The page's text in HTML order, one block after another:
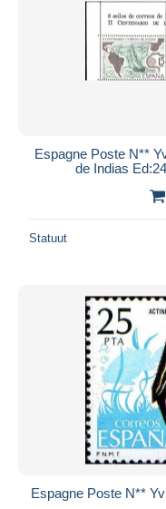
Espagne Poste N**
de Indias
Statuut
Espagne Poste N**